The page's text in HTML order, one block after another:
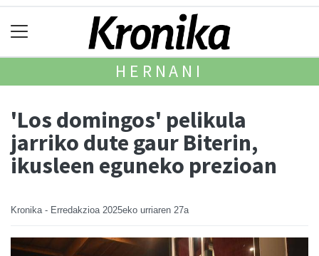
HERNANI
'Los domingos' pelikula
jarriko dute gaur Biterin,
ikusleen eguneko prezioan
Kronika - Erredakzioa 2025eko urriaren 27a